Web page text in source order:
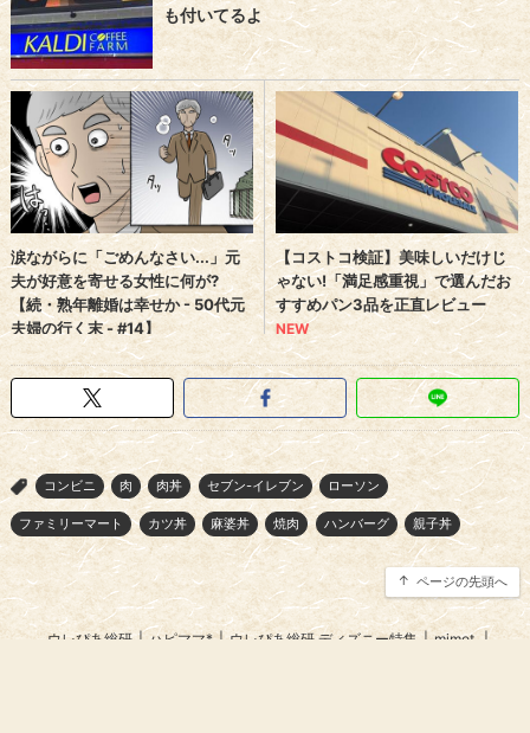
> コンビニ 肉 肉丼 セブン-イレブン ローソン
ファミリーマート カツ丼 麻婆丼 焼肉 ハンバーグ 親子丼
ページの先頭へ
ウレぴあ総研 | ハピママ* | ウレぴあ総研 ディズニー特集 | mimot. |